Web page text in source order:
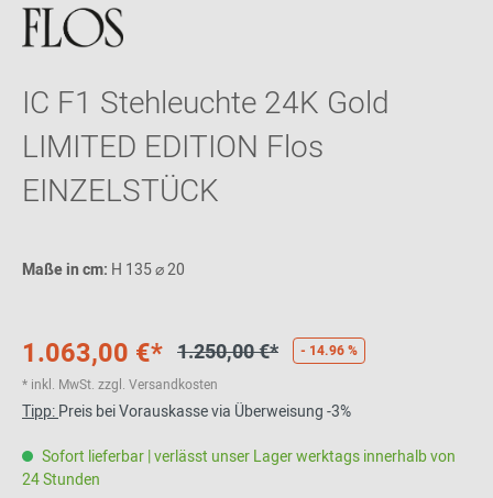
IC F1 Stehleuchte 24K Gold
LIMITED EDITION Flos
EINZELSTÜCK
Maße in cm: H 135 ⌀ 20
1.063,00 €* 1.250,00 €*
- 14.96 %
* inkl. MwSt. zzgl. Versandkosten
Tipp:Preis bei Vorauskasse via Überweisung -3%
Sofort lieferbar | verlässt unser Lager werktags innerhalb von
24 Stunden